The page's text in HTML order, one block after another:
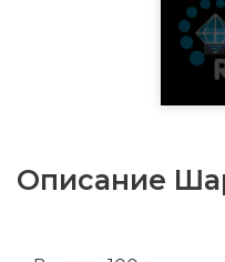
Описание